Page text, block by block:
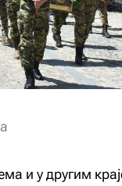
и у другим